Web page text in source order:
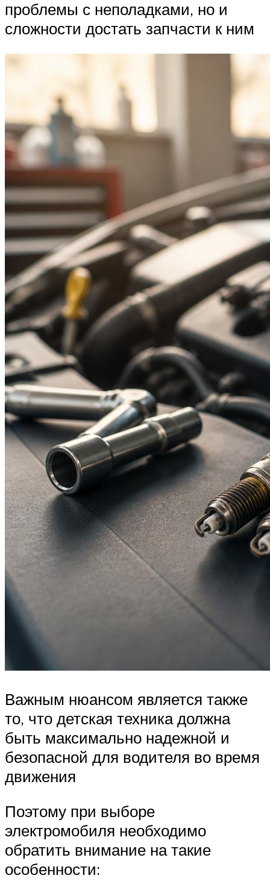
проблемы с неполадками, но и
сложности достать запчасти к ним
Важным нюансом является также
то, что детская техника должна
быть максимально надежной и
безопасной для водителя во время
движения
Поэтому при выборе
электромобиля необходимо
обратить внимание на такие
особенности: